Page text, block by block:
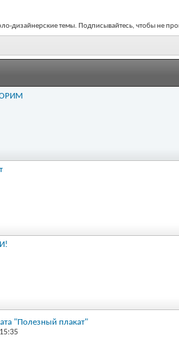
дизайнерские темы. Подписывайтесь, чтобы не
"Полезный плакат"